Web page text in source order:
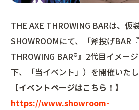
THE AXE THROWING BARは、仮
SHOWROOMにて、「斧投げBAR
THROWING BAR®︎』2代目イメー
下、「当イベント」）を開催いたし
【イベントページはこちら！】
https://www.showroom-